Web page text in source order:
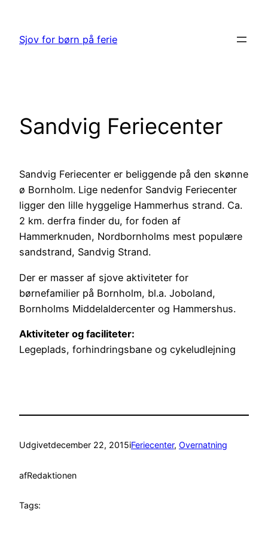
indhold
Sjov for børn på ferie
Sandvig Feriecenter
Sandvig Feriecenter er beliggende på den skønne
ø Bornholm. Lige nedenfor Sandvig Feriecenter
ligger den lille hyggelige Hammerhus strand. Ca.
2 km. derfra finder du, for foden af
Hammerknuden, Nordbornholms mest populære
sandstrand, Sandvig Strand.
Der er masser af sjove aktiviteter for
børnefamilier på Bornholm, bl.a. Joboland,
Bornholms Middelaldercenter og Hammershus.
Aktiviteter og faciliteter:
Legeplads, forhindringsbane og cykeludlejning
Udgivetdecember 22, 2015iFeriecenter, Overnatning
afRedaktionen
Tags: